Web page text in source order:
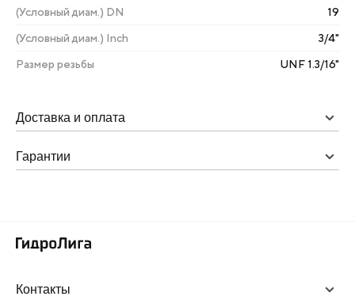
(Условный диам.) DN 19
(Условный диам.) Inch 3/4"
Размер резьбы UNF 1.3/16"
Доставка и оплата
Гарантии
Контакты